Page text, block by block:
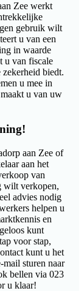
Zee werkt
gebruik wilt
u van een
in waarde
u van fiscale
zekerheid biedt.
u mee in
u van uw
aan Zee of
aan het
van
wilt verkopen,
advies nodig
helpen u
en
kunt
voor stap,
kunt u het
sturen naar
bellen via 023
u klaar!